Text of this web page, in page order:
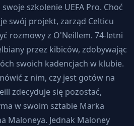
szkolenie UEFA Pro. Choć
swój projekt, zarząd Celticu
rozmowy z O'Neillem. 74-letni
przez kibiców, zdobywając
swoich kadencjach w klubie.
z nim, czy jest gotów na
zdecyduje się pozostać,
w swoim sztabie Marka
Maloneya. Jednak Maloney